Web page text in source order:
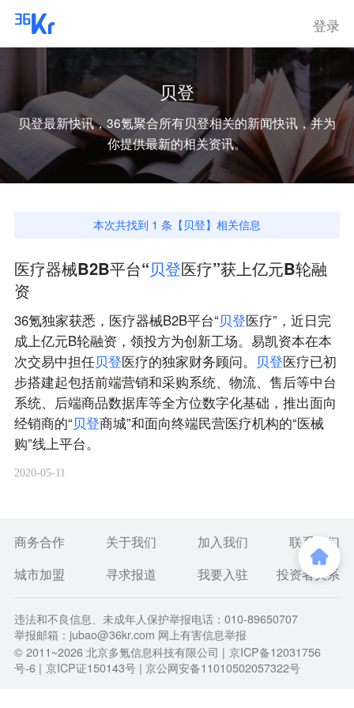
登录
贝登
贝登最新快讯，36氪聚合所有贝登相关的新闻快讯，并为
你提供最新的相关资讯。
本次共找到 1 条【 贝登】相关信息
医疗器械B2B平台“贝登医疗”获上亿元B轮融
资
36氪独家获悉，医疗器械B2B平台“贝登医疗”，近日完
成上亿元B轮融资，领投方为创新工场。易凯资本在本
次交易中担任贝登医疗的独家财务顾问。 贝登医疗已初
步搭建起包括前端营销和采购系统、物流、售后等中台
系统、后端商品数据库等全方位数字化基础，推出面向
经销商的“贝登商城”和面向终端民营医疗机构的“医械
购”线上平台。
2020-05-11
商务合作 关于我们 加入我们
联系我们
城市加盟
寻求报道 我要入驻 投资者关系
违法和不良信息、未成年人保护举报电话：010-89650707
举报邮箱：jubao@36kr.com 网上有害信息举报
© 2011~2026北京多氪信息科技有限公司 | 京ICP备12031756
号-6 | 京ICP证150143号 | 京公网安备11010502057322号